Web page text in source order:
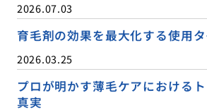
2026.07.03
育毛剤の効果を最大化する使用
2026.03.25
プロが明かす薄毛ケアにおける
真実